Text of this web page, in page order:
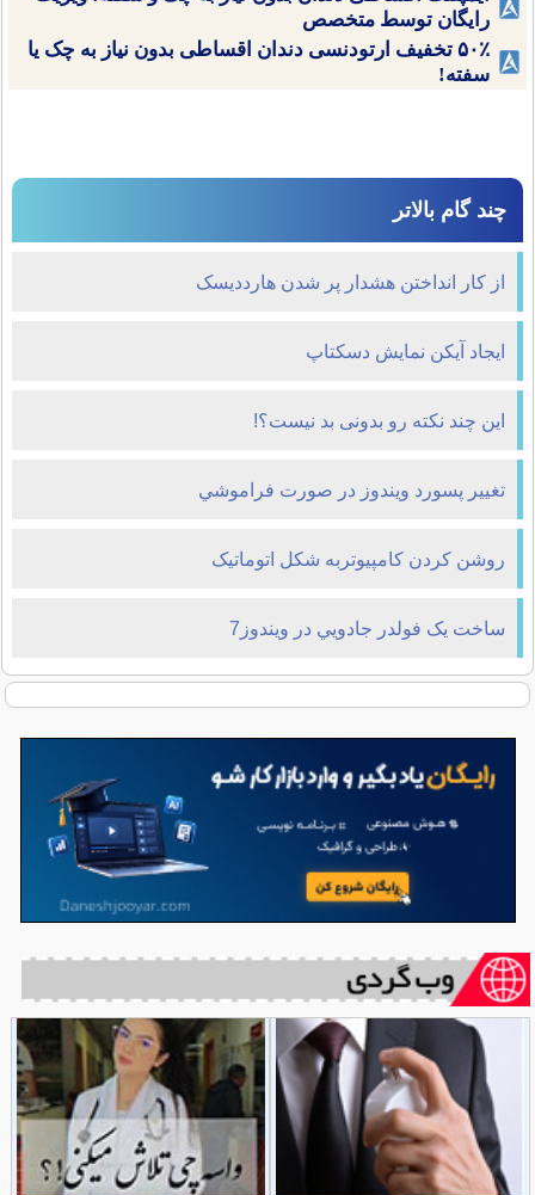
رایگان توسط متخصص
۵۰٪ تخفیف ارتودنسی دندان اقساطی بدون نیاز به چک یا
سفته!
چند گام بالاتر
از کار انداختن هشدار پر شدن هارددیسک
ايجاد ‌آيکن نمايش دسکتاپ
این چند نکته رو بدونی بد نیست؟!
تغيير پسورد ويندوز در صورت فراموشي
روشن کردن کامپیوتربه شکل اتوماتیک
ساخت يک فولدر جادويي در ويندوز7